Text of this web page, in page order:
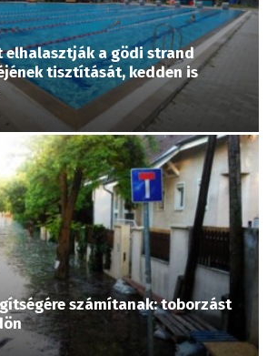
elhalasztják a gödi strand
tisztítását, kedden is
számítanak: toborzást